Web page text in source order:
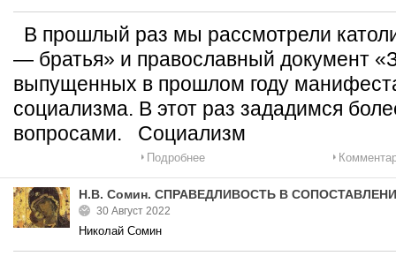
В прошлый раз мы рассмотрели
— братья» и православный документ
выпущенных в прошлом году
социализма. В этот раз зададимся
вопросами. Социализм
Подробнее
Н.В. Сомин. СПРАВЕДЛИВОСТЬ В
30 Август 2022
Николай Сомин